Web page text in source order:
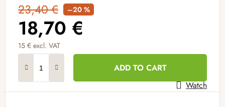
23,40 € –20 %
18,70 €
15 € excl. VAT
ADD TO CART
Watch